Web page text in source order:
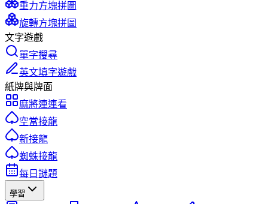
重力方塊拼圖
旋轉方塊拼圖
文字遊戲
單字搜尋
英文填字遊戲
紙牌與牌面
麻將連連看
空當接龍
新接龍
蜘蛛接龍
每日謎題
學習